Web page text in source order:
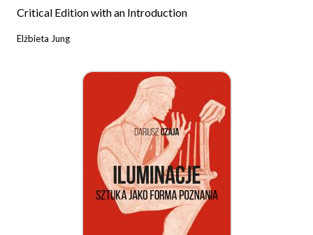
Critical Edition with an Introduction
Elżbieta Jung